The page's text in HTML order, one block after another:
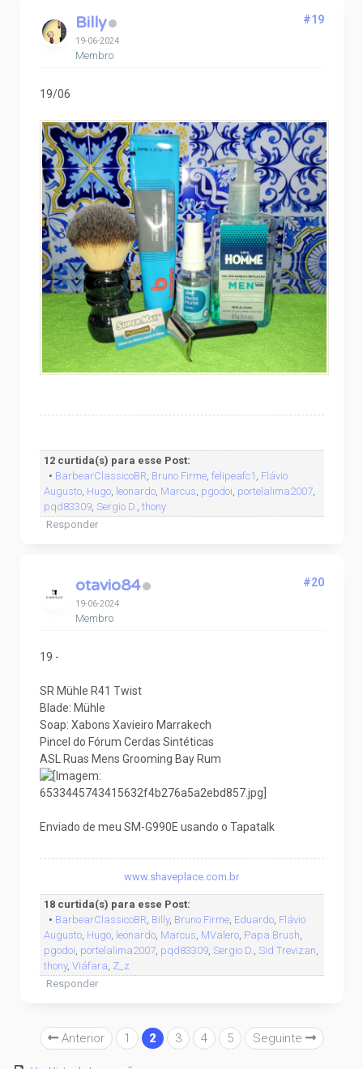
Billy
19-06-2024
Membro
#19
19/06
12 curtida(s) para esse Post:
• BarbearClassicoBR, Bruno Firme, felipeafc1 , Flávio
Augusto, Hugo, leonardo, Marcus, pgodoi, portelalima2007,
pqd83309, Sergio D., thony
Responder
otavio84
19-06-2024
Membro
#20
19 -
SR Mühle R41 Twist
Blade: Mühle
Soap: Xabons Xavieiro Marrakech
Pincel do Fórum Cerdas Sintéticas
ASL Ruas Mens Grooming Bay Rum
Enviado de meu SM-G990E usando o Tapatalk
www.shaveplace.com.br
18 curtida(s) para esse Post:
• BarbearClassicoBR, Billy, Bruno Firme, Eduardo, Flávio
Augusto, Hugo, leonardo, Marcus, MValero, Papa Brush,
pgodoi, portelalima2007, pqd83309, Sergio D., Sid Trevizan,
thony, Viáfara, Z_z
Responder
Anterior 1 2 3 4 5 Seguinte